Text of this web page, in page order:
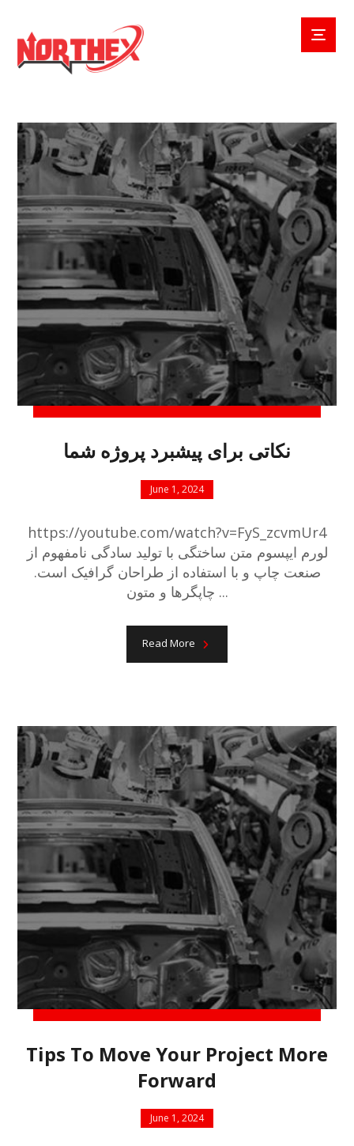
نکاتی برای پیشبرد پروژه شما
June 1, 2024
https://youtube.com/watch?v=FyS_zcvmUr4
لورم ایپسوم متن ساختگی با تولید سادگی نامفهوم از
صنعت چاپ و با استفاده از طراحان گرافیک است.
چاپگرها و متون ...
Read More
Tips To Move Your Project More
Forward
June 1, 2024